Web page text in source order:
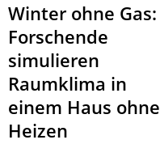
Winter ohne Gas:
Forschende
simulieren
Raumklima in
einem Haus ohne
Heizen